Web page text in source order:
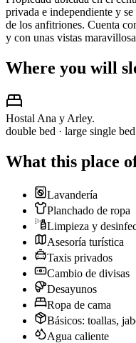
privada e independiente y
de los anfitriones. Cuenta
y con unas vistas
Where you will
Hostal Ana y Arley.
double bed · large single bed
What this place
Lavandería
Planchado de ropa
Limpieza y
Asesoría turística
Taxis privados
Cambio de divisas
Desayunos
Ropa de cama
Básicos: toallas,
Agua caliente